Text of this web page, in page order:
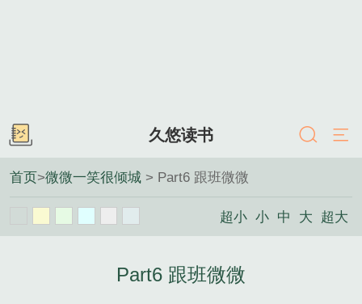
久悠读书
首页>微微一笑很倾城 > Part6 跟班微微
超小 小 中 大 超大
Part6 跟班微微